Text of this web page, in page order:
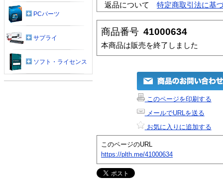
返品について
特定商取引法に基
商品番号 41000634
本商品は販売を終了しました
このページを印刷する
メールでURLを送る
お気に入りに追加する
このページのURL
https://plth.me/41000634
PCパーツ
サプライ
ソフト・ライセンス